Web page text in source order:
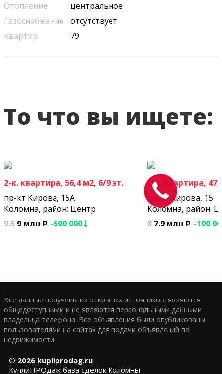
Отопление
центральное
Газоснабжение
отсутствует
Квартир
79
То что вы ищете:
2-к. квартира, 56,4 м2, 6/9 эт.
пр-кт Кирова, 15А
Коломна, район: Центр
9.5 9 млн p -500 000
2-к. квартира,
пр-кт Кирова, 15
Коломна, район:
8 7.9 млн p -100
Все данные получены из открытых источников, являются
общедоступными и не являются персональными данными
владельца телефона. Все объявления были опубликованы
пользователями на сайтах для подачи объявлений по
недвижимости.
© 2026 kupliprodag.ru
КуплиПРОдаж база сделок Коломны